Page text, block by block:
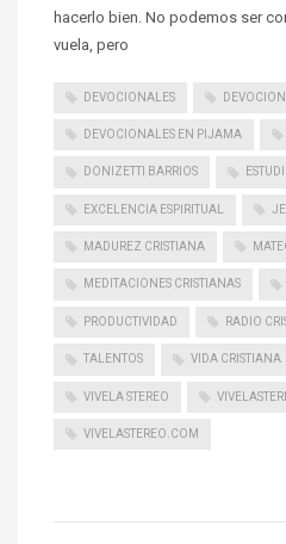
hacerlo bien. No podemos ser
vuela, pero
DEVOCIONALES
DEVOCIONALES EN PIJAMA
DONIZETTI BARRIOS
EXCELENCIA ESPIRITUAL
MADUREZ CRISTIANA
MEDITACIONES CRISTIANAS
PRODUCTIVIDAD RADIO
TALENTOS VIDA CRISTIANA
VIVELA STEREO
VIVELASTEREO.COM